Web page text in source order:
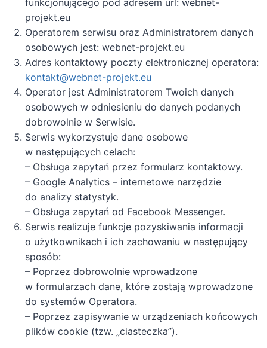
projekt.eu
Operatorem serwisu oraz Administratorem danych
osobowych jest: webnet-projekt.eu
Adres kontaktowy poczty elektronicznej operatora:
kontakt@webnet-projekt.eu
Operator jest Administratorem Twoich danych
osobowych w odniesieniu do danych podanych
dobrowolnie w Serwisie.
Serwis wykorzystuje dane osobowe
w następujących celach:
– Obsługa zapytań przez formularz kontaktowy.
– Google Analytics – internetowe narzędzie
do analizy statystyk.
– Obsługa zapytań od Facebook Messenger.
Serwis realizuje funkcje pozyskiwania informacji
o użytkownikach i ich zachowaniu w następujący
sposób:
– Poprzez dobrowolnie wprowadzone
w formularzach dane, które zostają wprowadzone
do systemów Operatora.
– Poprzez zapisywanie w urządzeniach końcowych
plików cookie (tzw. „ciasteczka”).